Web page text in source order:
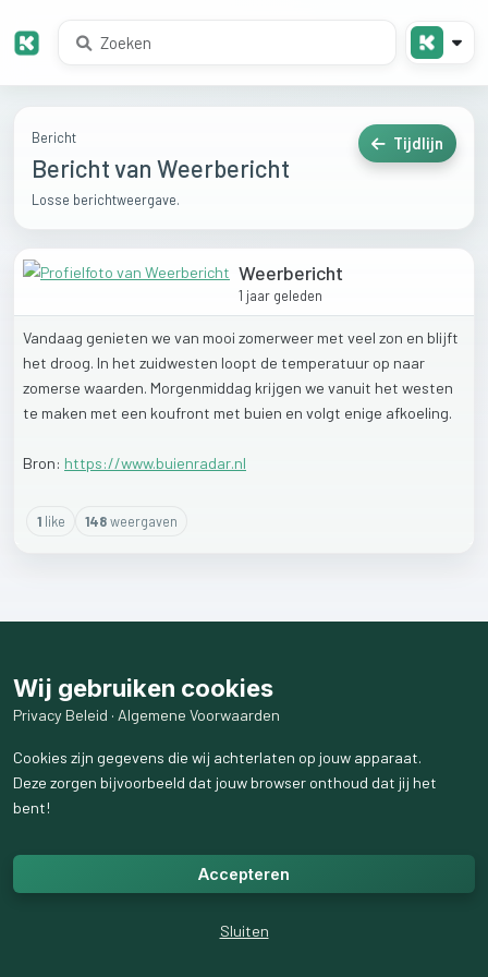
Bericht
Bericht van Weerbericht
Losse berichtweergave.
Tijdlijn
Weerbericht
1 jaar geleden
Vandaag genieten we van mooi zomerweer met veel zon en blijft
het droog. In het zuidwesten loopt de temperatuur op naar
zomerse waarden. Morgenmiddag krijgen we vanuit het westen
te maken met een koufront met buien en volgt enige afkoeling.
Bron: https://www.buienradar.nl
1like 148weergaven
Wij gebruiken cookies
Privacy Beleid · Algemene Voorwaarden
Cookies zijn gegevens die wij achterlaten op jouw apparaat.
Deze zorgen bijvoorbeeld dat jouw browser onthoud dat jij het
bent!
Accepteren
Sluiten